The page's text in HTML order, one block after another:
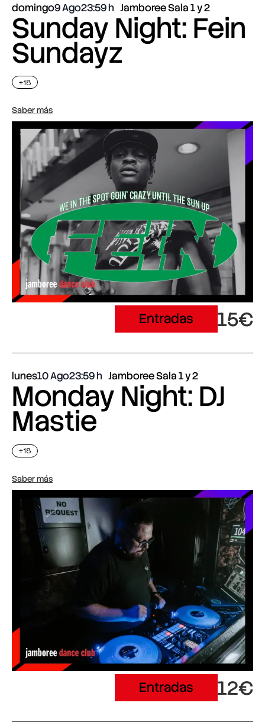
domingo9 Ago23:59 Jamboree Sala 1 y 2
Sunday Night: Fein
Sundayz
+18
Saber más
Entradas 15€
lunes10 Ago23:59 Jamboree Sala 1 y 2
Monday Night: DJ
Mastie
+18
Saber más
Entradas 12€